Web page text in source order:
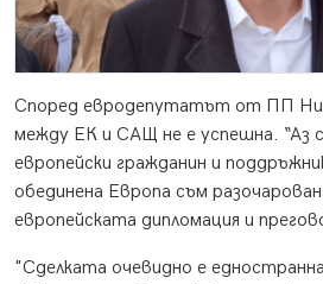
Според евродепутатът от ПП
между ЕК и САЩ не е успешна. “Аз
европейски гражданин и
обединена Европа съм
европейската дипломация и
"Сделката очевидно е